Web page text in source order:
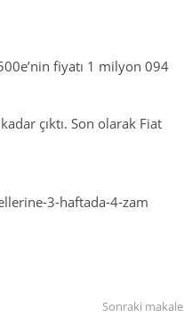
fiyatı 1 milyon 094
çıktı. Son olarak Fiat
3-haftada-4-zam
Sonraki makale